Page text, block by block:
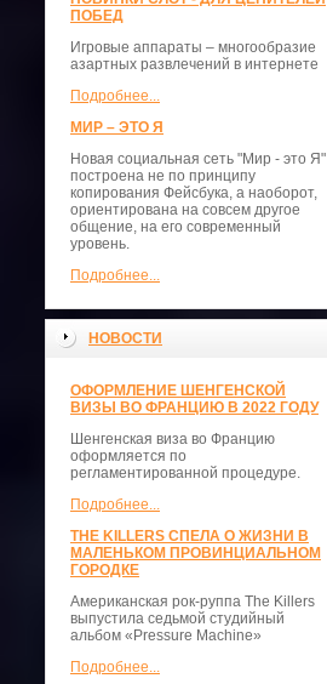
ПОБЕД
Игровые аппараты – многообразие
азартных развлечений в интернете
Подробнее...
МИР – ЭТО Я
Новая социальная сеть "Мир - это Я"
построена не по принципу
копирования Фейсбука, а наоборот,
ориентирована на совсем другое
общение, на его современный
уровень.
Подробнее...
НОВОСТИ
ОФОРМЛЕНИЕ ШЕНГЕНСКОЙ
ВИЗЫ ВО ФРАНЦИЮ В 2022 ГОДУ
Шенгенская виза во Францию
оформляется по
регламентированной процедуре.
Подробнее...
THE KILLERS СПЕЛА О ЖИЗНИ В
МАЛЕНЬКОМ ПРОВИНЦИАЛЬНОМ
ГОРОДКЕ
Американская рок-руппа The Killers
выпустила седьмой студийный
альбом «Pressure Machine»
Подробнее...